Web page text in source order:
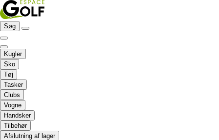
Søg
Kugler
Sko
Tøj
Tasker
Clubs
Vogne
Handsker
Tilbehør
Afslutning af lager